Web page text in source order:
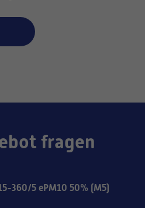
fragen
360/5 ePM10 50% (M5)